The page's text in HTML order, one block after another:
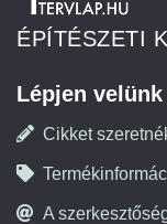
ÉPÍTÉSZETI
Lépjen
Cikket
A